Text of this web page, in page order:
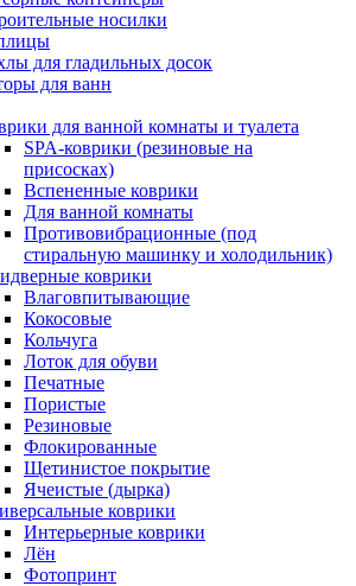
носилки
для гладильных досок
для ванн
для ванной комнаты и туалета
SPA-коврики (резиновые на
присосках)
Вспененные коврики
Для ванной комнаты
Противовибрационные (под
стиральную машинку и холодильник)
коврики
Влаговпитывающие
Кокосовые
Кольчуга
Лоток для обуви
Печатные
Пористые
Резиновые
Флокированные
Щетинистое покрытие
Ячеистые (дырка)
коврики
Интерьерные коврики
Лён
Фотопринт